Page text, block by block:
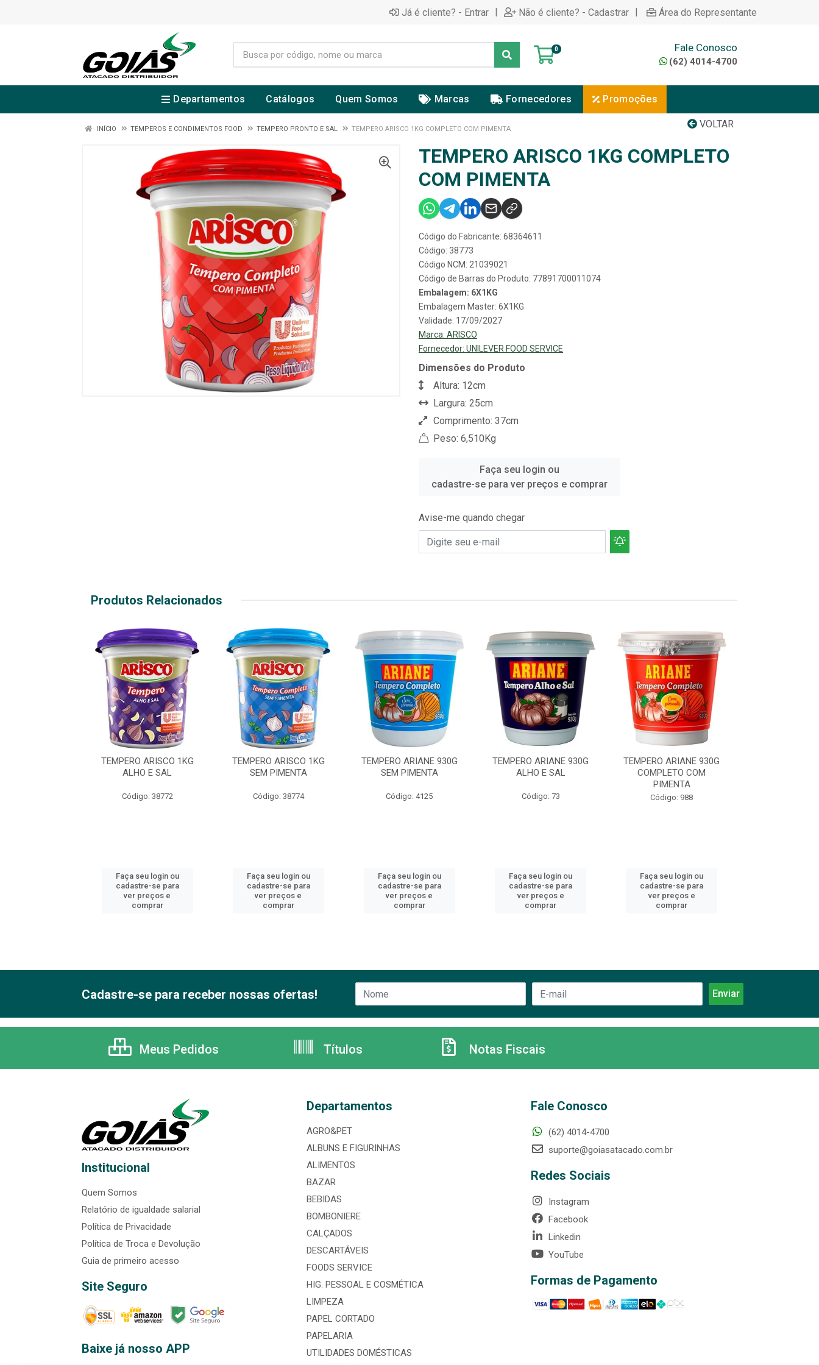
Já é cliente? - Entrar | Não é cliente? - Cadastrar | Área do Representante
0 Fale Conosco
(62) 4014-4700
Departamentos Catálogos Quem Somos Marcas Fornecedores Promoções
VOLTAR
INÍCIO TEMPEROS E CONDIMENTOS FOOD TEMPERO PRONTO E SAL TEMPERO ARISCO 1KG COMPLETO COM PIMENTA
TEMPERO ARISCO 1KG COMPLETO
COM PIMENTA
Código do Fabricante: 68364611
Código: 38773
Código NCM: 21039021
Código de Barras do Produto: 77891700011074
Embalagem: 6X1KG
Embalagem Master: 6X1KG
Validade: 17/09/2027
Marca: ARISCO
Fornecedor: UNILEVER FOOD SERVICE
Dimensões do Produto
Altura: 12cm
Largura: 25cm
Comprimento: 37cm
Peso: 6,510Kg
Faça seu login ou
cadastre-se para ver preços e comprar
Avise-me quando chegar
Produtos Relacionados
TEMPERO ARISCO 1KG
ALHO E SAL
Código: 38772
Faça seu login ou
cadastre-se para
ver preços e
comprar
TEMPERO ARISCO 1KG
SEM PIMENTA
Código: 38774
Faça seu login ou
cadastre-se para
ver preços e
comprar
TEMPERO ARIANE 930G
SEM PIMENTA
Código: 4125
Faça seu login ou
cadastre-se para
ver preços e
comprar
TEMPERO ARIANE 930G
ALHO E SAL
Código: 73
Faça seu login ou
cadastre-se para
ver preços e
comprar
TEMPERO ARIANE 930G
COMPLETO COM
PIMENTA
Código: 988
Faça seu login ou
cadastre-se para
ver preços e
comprar
Cadastre-se para receber nossas ofertas!
Meus Pedidos Títulos Notas Fiscais
Institucional
Quem Somos
Relatório de igualdade salarial
Política de Privacidade
Política de Troca e Devolução
Guia de primeiro acesso
Site Seguro
Baixe já nosso APP
Departamentos
AGRO&PET
ALBUNS E FIGURINHAS
ALIMENTOS
BAZAR
BEBIDAS
BOMBONIERE
CALÇADOS
DESCARTÁVEIS
FOODS SERVICE
HIG. PESSOAL E COSMÉTICA
LIMPEZA
PAPEL CORTADO
PAPELARIA
UTILIDADES DOMÉSTICAS
Fale Conosco
(62) 4014-4700
suporte@goiasatacado.com.br
Redes Sociais
Instagram
Facebook
Linkedin
YouTube
Formas de Pagamento